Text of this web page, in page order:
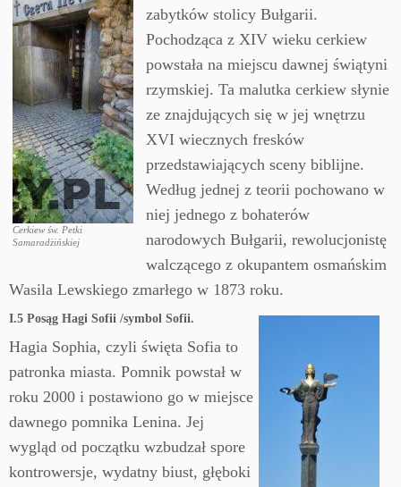
Cerkiew św. Petki
Samaradżińskiej
zabytków stolicy Bułgarii.
Pochodząca z XIV wieku cerkiew
powstała na miejscu dawnej świątyni
rzymskiej. Ta malutka cerkiew słynie
ze znajdujących się w jej wnętrzu
XVI wiecznych fresków
przedstawiających sceny biblijne.
Według jednej z teorii pochowano w
niej jednego z bohaterów
narodowych Bułgarii, rewolucjonistę
walczącego z okupantem osmańskim
Wasila Lewskiego zmarłego w 1873 roku.
I.5 Posąg Hagi Sofii /symbol Sofii.
Hagia Sophia, czyli święta Sofia to
patronka miasta. Pomnik powstał w
roku 2000 i postawiono go w miejsce
dawnego pomnika Lenina. Jej
wygląd od początku wzbudzał spore
kontrowersje, wydatny biust, głęboki